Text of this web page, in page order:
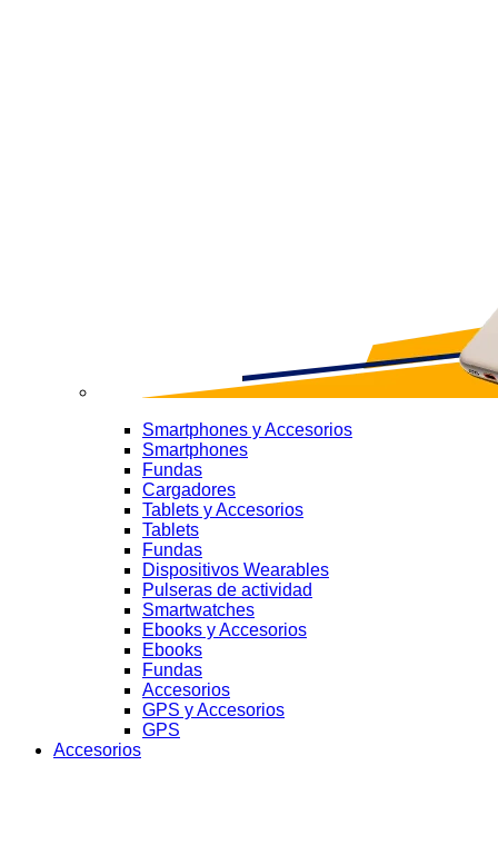
Smartphones y Accesorios
Smartphones
Fundas
Cargadores
Tablets y Accesorios
Tablets
Fundas
Dispositivos Wearables
Pulseras de actividad
Smartwatches
Ebooks y Accesorios
Ebooks
Fundas
Accesorios
GPS y Accesorios
GPS
Accesorios